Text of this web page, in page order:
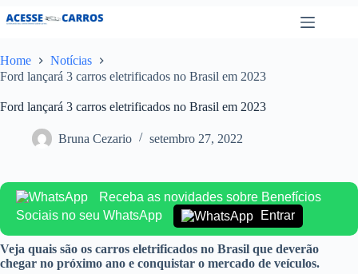
Pular
para
conteúdo
Home
Notícias
Ford lançará 3 carros eletrificados no Brasil em 2023
Ford lançará 3 carros eletrificados no Brasil em 2023
Bruna Cezario setembro 27, 2022
Receba as novidades sobre Benefícios
Sociais no seu WhatsApp
Entrar
Veja quais são os carros eletrificados no Brasil que deverão
chegar no próximo ano e conquistar o mercado de veículos.